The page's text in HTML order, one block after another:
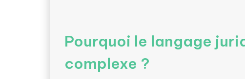
Pourquoi le langage
complexe ?